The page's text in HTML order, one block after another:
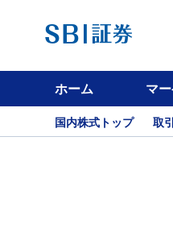
ホーム マ
国内株式トップ 取引